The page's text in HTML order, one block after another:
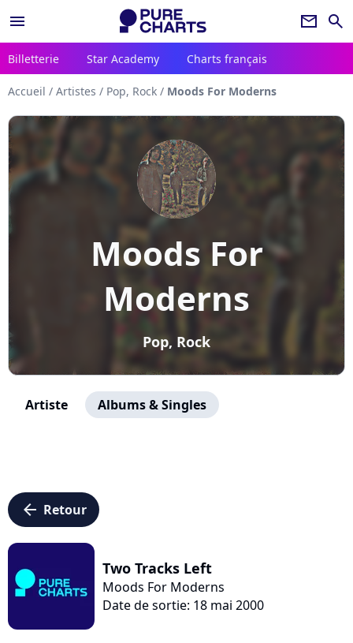
menu newsletter search
Billetterie Star Academy Charts français
Accueil / Artistes / Pop, Rock / Moods For Moderns
Moods For
Moderns
Pop, Rock
Artiste Albums & Singles
arrow_left Retour
Two Tracks Left
Moods For Moderns
Date de sortie: 18 mai 2000